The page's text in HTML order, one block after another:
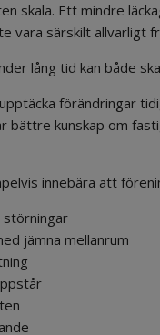
skala. Ett mindre
vara särskilt allvarligt
lång tid kan både
förändringar
bättre kunskap om
innebära att
störningar
jämna mellanrum